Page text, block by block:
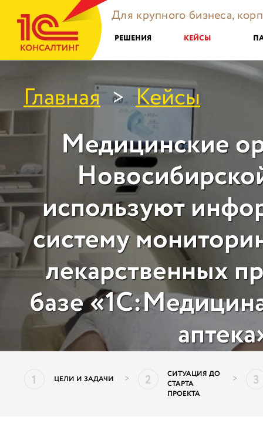
Для крупного бизнеса,
РЕШЕНИЯ КЕЙСЫ
Главная > Кейсы
Медицинские
используют
систему
лекарственных
базе
1 ЦЕЛИ И ЗАДАЧИ > 2
СИТУАЦИЯ ДО
СТАРТА
ПРОЕКТА
> 3